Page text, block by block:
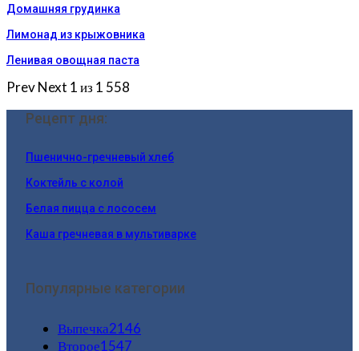
Домашняя грудинка
Лимонад из крыжовника
Ленивая овощная паста
PrevNext 1 из 1 558
Рецепт дня:
Пшенично-гречневый хлеб
Коктейль с колой
Белая пицца с лососем
Каша гречневая в мультиварке
Популярные категории
Выпечка2146
Второе1547